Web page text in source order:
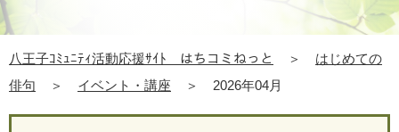
八王子ｺﾐｭﾆﾃｨ活動応援ｻｲﾄ はちコミねっと ＞
はじめての
俳句
＞ イベント・講座 ＞ 2026年04月